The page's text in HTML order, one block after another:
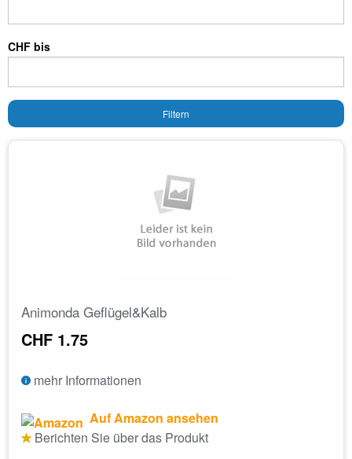
CHF bis
Filtern
Animonda Geflügel&Kalb
CHF 1.75
mehr Informationen
Auf Amazon ansehen
Berichten Sie über das Produkt